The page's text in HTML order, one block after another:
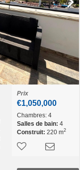
Prix
€1,050,000
Chambres: 4
Salles de bain: 4
Construit: 220 m2